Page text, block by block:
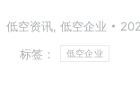
低空资讯, 低空企业
标签：
低空企业